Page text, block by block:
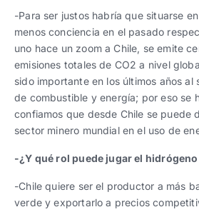
-Para ser justos habría que situarse
menos conciencia en el pasado
uno hace un zoom a Chile, se emite
emisiones totales de CO2 a nivel
sido importante en los últimos años al
de combustible y energía; por eso se
confiamos que desde Chile se puede
sector minero mundial en el uso de
-¿Y qué rol puede jugar el
-Chile quiere ser el productor a más
verde y exportarlo a precios